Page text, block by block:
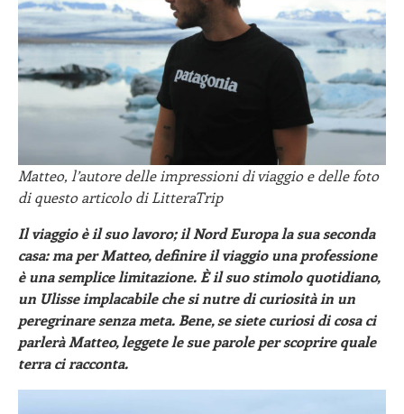
Matteo, l’autore delle impressioni di viaggio e delle foto
di questo articolo di LitteraTrip
Il viaggio è il suo lavoro; il Nord Europa la sua seconda
casa: ma per Matteo, definire il viaggio una professione
è una semplice limitazione. È il suo stimolo quotidiano,
un Ulisse implacabile che si nutre di curiosità in un
peregrinare senza meta. Bene, se siete curiosi di cosa ci
parlerà Matteo, leggete le sue parole per scoprire quale
terra ci racconta.